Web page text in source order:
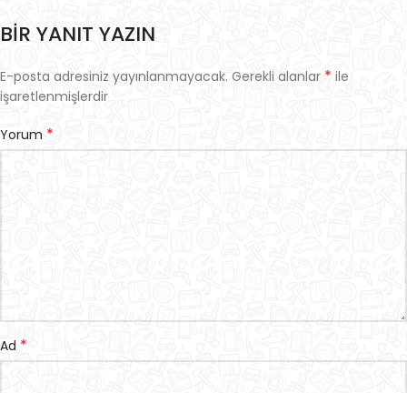
BIR YANIT YAZIN
E-posta adresiniz yayınlanmayacak. Gerekli alanlar * ile
işaretlenmişlerdir
Yorum *
Ad *